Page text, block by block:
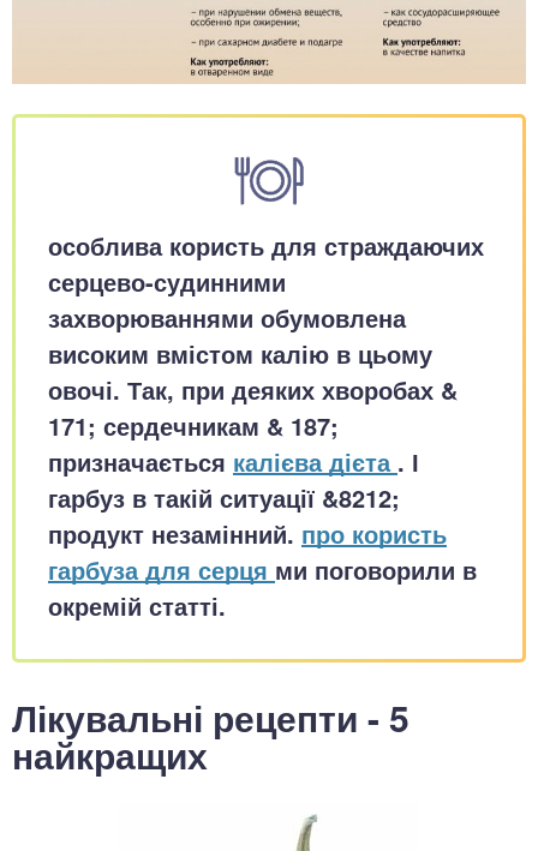
особлива користь для страждаючих
серцево-судинними
захворюваннями обумовлена
високим вмістом калію в цьому
овочі. Так, при деяких хворобах &
171; сердечникам & 187;
призначається калієва дієта . І
гарбуз в такій ситуації &8212;
продукт незамінний. про користь
гарбуза для серця ми поговорили в
окремій статті.
Лікувальні рецепти - 5
найкращих